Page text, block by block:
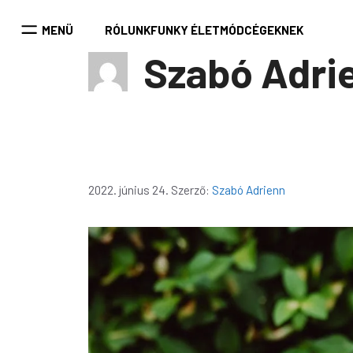
MENÜ RÓLUNKFUNKY ÉLETMÓDCÉGEKNEK
Szabó
2022. június 24. Szerző: Szabó Adrienn